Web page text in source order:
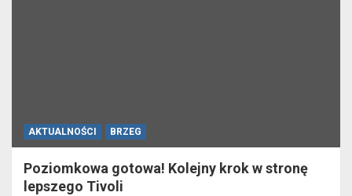
AKTUALNOŚCI BRZEG
Poziomkowa gotowa! Kolejny krok w stronę
lepszego Tivoli